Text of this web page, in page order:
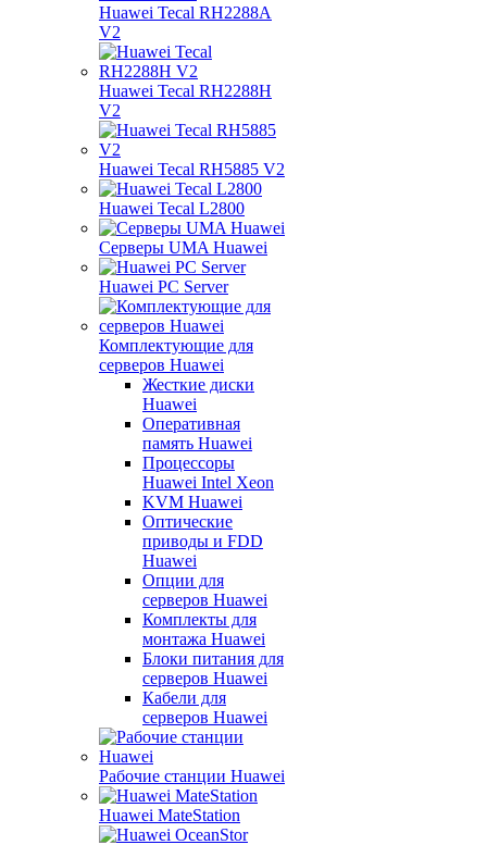
Huawei Tecal RH2288A
V2
Huawei Tecal RH2288H
V2
Huawei Tecal RH5885 V2
Huawei Tecal L2800
Серверы UMA Huawei
Huawei PC Server
Комплектующие для
серверов Huawei
Жесткие диски
Huawei
Оперативная
память Huawei
Процессоры
Huawei Intel Xeon
KVM Huawei
Оптические
приводы и FDD
Huawei
Опции для
серверов Huawei
Комплекты для
монтажа Huawei
Блоки питания для
серверов Huawei
Кабели для
серверов Huawei
Рабочие станции Huawei
Huawei MateStation